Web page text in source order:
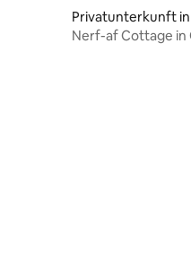
Privatunterkunft
Nerf-af Cottage in